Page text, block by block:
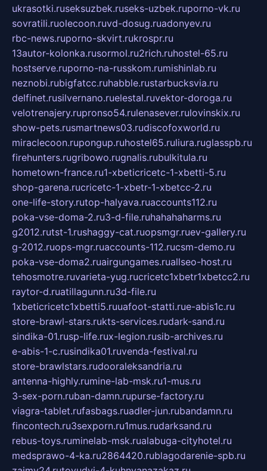
ukrasotki.ruseksuzbek.ruseks-uzbek.ruporno-vk.ru
sovratili.ruolecoon.ruvd-dosug.ruadonyev.ru
rbc-news.ruporno-skvirt.rukrospr.ru
13autor-kolonka.rusormol.ru2rich.ruhostel-65.ru
hostserve.ruporno-na-russkom.rumishinlab.ru
neznobi.rubigfatcc.ruhabble.rustarbucksvia.ru
delfinet.rusilvernano.ruelestal.ruvektor-doroga.ru
velotrenajery.rupronso54.rulenasever.rulovinskix.ru
show-pets.rusmartnews03.rudiscofoxworld.ru
miraclecoon.rupongup.ruhostel65.ruliura.ruglasspb.ru
firehunters.rugribowo.rugnalis.rubulkitula.ru
hometown-france.ru1-xbeticricetc-1-xbetti-5.ru
shop-garena.rucricetc-1-xbetr-1-xbetcc-2.ru
one-life-story.rutop-halyava.ruaccounts112.ru
poka-vse-doma-2.ru3-d-file.ruhahahaharms.ru
g2012.rutst-1.rushaggy-cat.ruopsmgr.ruev-gallery.ru
g-2012.ruops-mgr.ruaccounts-112.rucsm-demo.ru
poka-vse-doma2.ruairgungames.ruallseo-host.ru
tehosmotre.ruvarieta-yug.rucricetc1xbetr1xbetcc2.ru
raytor-d.ruatillagunn.ru3d-file.ru
1xbeticricetc1xbetti5.ruuafoot-statti.rue-abis1c.ru
store-brawl-stars.rukts-services.rudark-sand.ru
sindika-01.rusp-life.rux-legion.rusib-archives.ru
e-abis-1-c.rusindika01.ruvenda-festival.ru
store-brawlstars.rudooraleksandria.ru
antenna-highly.rumine-lab-msk.ru1-mus.ru
3-sex-porn.ruban-damn.rupurse-factory.ru
viagra-tablet.rufasbags.ruadler-jun.rubandamn.ru
fincontech.ru3sexporn.ru1mus.rudarksand.ru
rebus-toys.ruminelab-msk.rualabuga-cityhotel.ru
medsprawo-4-ka.ru2864420.rublagodarenie-spb.ru